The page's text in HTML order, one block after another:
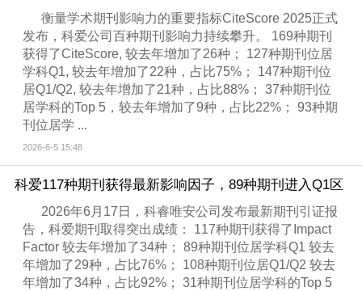
衡量学术期刊影响力的重要指标CiteScore 2025正式
发布，科爱公司百种期刊影响力持续攀升。 169种期刊
获得了CiteScore, 较去年增加了26种； 127种期刊位居
学科Q1, 较去年增加了22种，占比75%； 147种期刊位
居Q1/Q2, 较去年增加了21种，占比88%； 37种期刊位
居学科的Top 5，较去年增加了9种，占比22%； 93种期
刊位居学 ...
2026-6-5 15:48
科爱117种期刊获得最新影响因子，89种期刊进入Q1区
2026年6月17日，科睿唯安公司发布最新期刊引证报
告，科爱期刊取得突出成绩： 117种期刊获得了Impact
Factor 较去年增加了34种； 89种期刊位居学科Q1 较去
年增加了29种，占比76%； 108种期刊位居Q1/Q2 较去
年增加了34种，占比92%； 31种期刊位居学科的Top 5